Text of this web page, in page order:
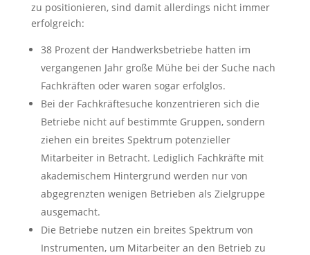
zu positionieren, sind damit allerdings nicht immer
erfolgreich:
38 Prozent der Handwerksbetriebe hatten im
vergangenen Jahr große Mühe bei der Suche nach
Fachkräften oder waren sogar erfolglos.
Bei der Fachkräftesuche konzentrieren sich die
Betriebe nicht auf bestimmte Gruppen, sondern
ziehen ein breites Spektrum potenzieller
Mitarbeiter in Betracht. Lediglich Fachkräfte mit
akademischem Hintergrund werden nur von
abgegrenzten wenigen Betrieben als Zielgruppe
ausgemacht.
Die Betriebe nutzen ein breites Spektrum von
Instrumenten, um Mitarbeiter an den Betrieb zu